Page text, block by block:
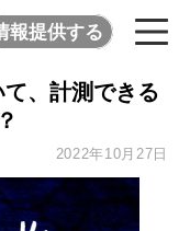
報提供する
、計測できる
2022年10月27日